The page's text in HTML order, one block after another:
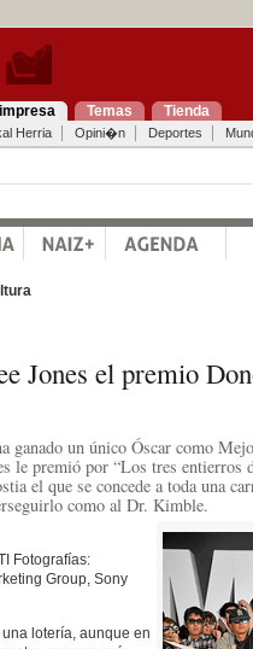
Temas Tienda
Herria Opini�n Deportes
Jones el premio
ganado un único Óscar como
le premió por “Los tres entierros
el que se concede a toda una
como al Dr. Kimble.
Fotografías:
Group, Sony
lotería, aunque en